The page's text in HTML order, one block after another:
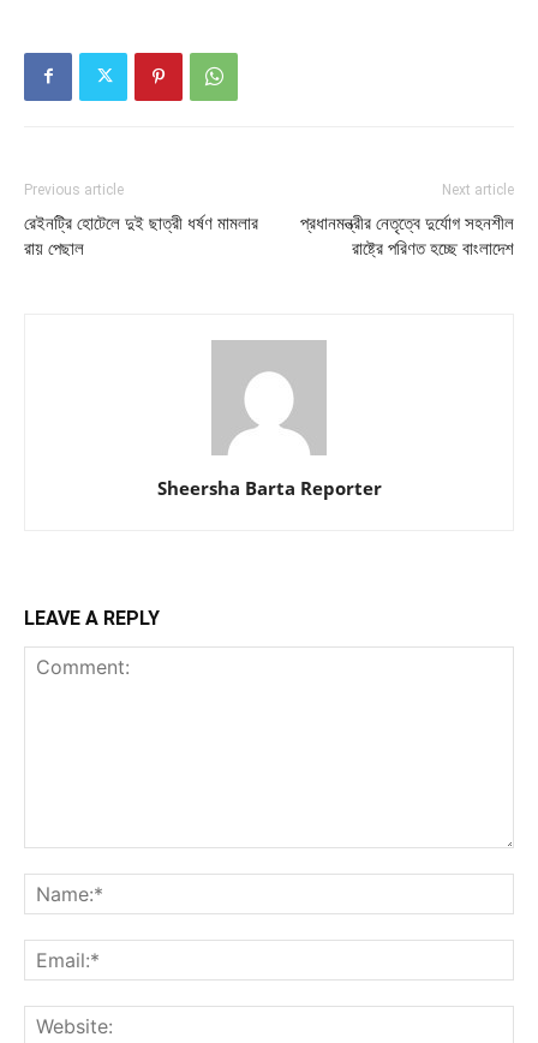
Previous article
রেইনট্রি হোটেলে দুই ছাত্রী ধর্ষণ মামলার
রায় পেছাল
Next article
প্রধানমন্ত্রীর নেতৃত্বে দুর্যোগ সহনশীল
রাষ্ট্রে পরিণত হচ্ছে বাংলাদেশ
Sheersha Barta Reporter
LEAVE A REPLY